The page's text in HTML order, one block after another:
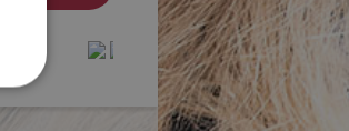
protected by reCAPTCHA
Privacy-Terms
protected by reCAPTCHA
Privacy-Terms